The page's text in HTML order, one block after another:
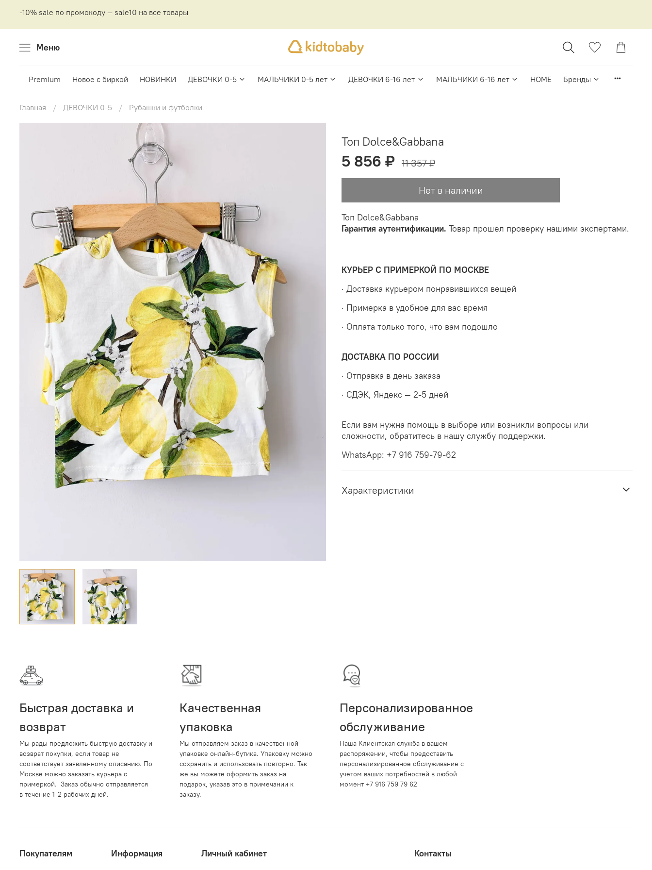
-10% sale по промокоду — sale10 на все товары
Меню
Premium Новое с биркой НОВИНКИ ДЕВОЧКИ 0-5 МАЛЬЧИКИ 0-5 лет ДЕВОЧКИ 6-16 лет МАЛЬЧИКИ 6-16 лет HOME Бренды
Главная ДЕВОЧКИ 0-5 Рубашки и футболки
Топ Dolce&Gabbana
5 856 ₽ 11 357 ₽
Нет в наличии
Топ Dolce&Gabbana
Гарантия аутентификации. Товар прошел проверку нашими экспертами.
КУРЬЕР С ПРИМЕРКОЙ ПО МОСКВЕ
· Доставка курьером понравившихся вещей
· Примерка в удобное для вас время
· Оплата только того, что вам подошло
ДОСТАВКА ПО РОССИИ
· Отправка в день заказа
· СДЭК, Яндекс — 2-5 дней
Если вам нужна помощь в выборе или возникли вопросы или
сложности, обратитесь в нашу службу поддержки.
WhatsApp: +7 916 759-79-62
Характеристики
Быстрая доставка и
возврат
Мы рады предложить быструю доставку и
возврат покупки, если товар не
соответствует заявленному описанию. По
Москве можно заказать курьера с
примеркой. Заказ обычно отправляется
в течение 1-2 рабочих дней.
Качественная
упаковка
Мы отправляем заказ в качественной
упаковке онлайн-бутика. Упаковку можно
сохранить и использовать повторно. Так
же вы можете оформить заказ на
подарок, указав это в примечании к
заказу.
Персонализированное
обслуживание
Наша Клиентская служба в вашем
распоряжении, чтобы предоставить
персонализированное обслуживание с
учетом ваших потребностей в любой
момент +7 916 759 79 62
Покупателям Информация Личный кабинет
Контакты